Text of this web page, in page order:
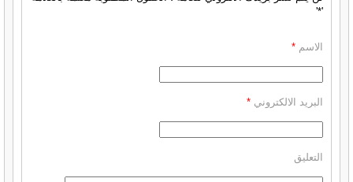
'*'
الاسم *
البريد الالكتروني *
التعليق